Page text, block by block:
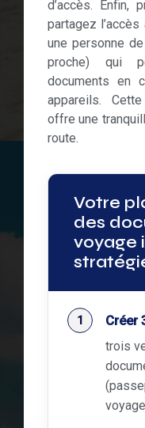
d’accès. Enfin,
partagez
une personne
proche) qui
documents en
appareils.
offre une
route.
Votre
des
voyage
Créer
trois